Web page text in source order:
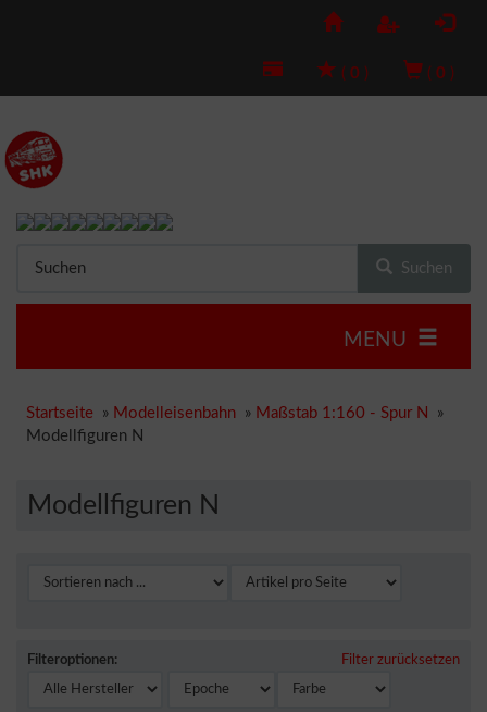
( 0 ) ( 0 )
Suchen
MENU
Startseite » Modelleisenbahn » Maßstab 1:160 - Spur N
»
Modellfiguren N
Modellfiguren N
Filteroptionen: Filter zurücksetzen